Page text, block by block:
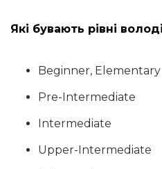
Які бувають рівні
Beginner, Elementary
Pre-Intermediate
Intermediate
Upper-Intermediate